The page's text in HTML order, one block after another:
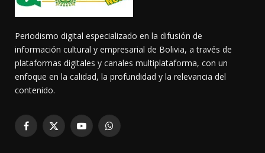
Periodismo digital especializado en la difusión de
información cultural y empresarial de Bolivia, a través de
plataformas digitales y canales multiplataforma, con un
enfoque en la calidad, la profundidad y la relevancia del
contenido.
Facebook
X
YouTubeWhatsApp